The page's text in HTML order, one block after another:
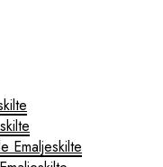
Emaljeskilte